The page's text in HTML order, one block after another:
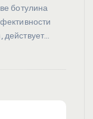
ботулина